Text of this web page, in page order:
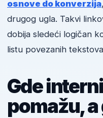
osnove do konverzija
drugog ugla. Takvi
dobija sledeći logičan
listu povezanih
Gde
pomažu,